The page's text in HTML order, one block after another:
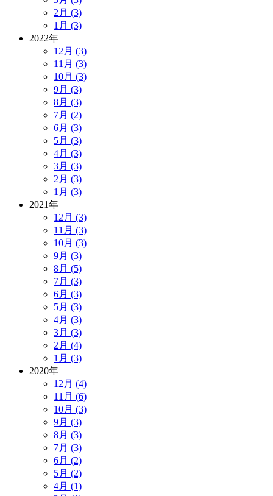
2月 (3)
1月 (3)
2022年
12月 (3)
11月 (3)
10月 (3)
9月 (3)
8月 (3)
7月 (2)
6月 (3)
5月 (3)
4月 (3)
3月 (3)
2月 (3)
1月 (3)
2021年
12月 (3)
11月 (3)
10月 (3)
9月 (3)
8月 (5)
7月 (3)
6月 (3)
5月 (3)
4月 (3)
3月 (3)
2月 (4)
1月 (3)
2020年
12月 (4)
11月 (6)
10月 (3)
9月 (3)
8月 (3)
7月 (3)
6月 (2)
5月 (2)
4月 (1)